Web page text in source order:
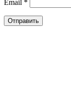
Email *